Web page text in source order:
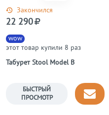
Закончился
Табурет Stool Model B
wow
этот товар купили 8 раз
22 290
БЫСТРЫЙ
ПРОСМОТР